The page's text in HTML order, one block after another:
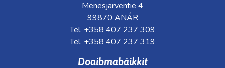
Menesjärventie 4
99870 ANÁR
Tel. +358 407 237 309
Tel. +358 407 237 319
Doaibmabáikkit